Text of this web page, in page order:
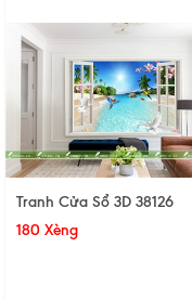
Tranh Cửa Sổ 3D 38126
180 Xèng